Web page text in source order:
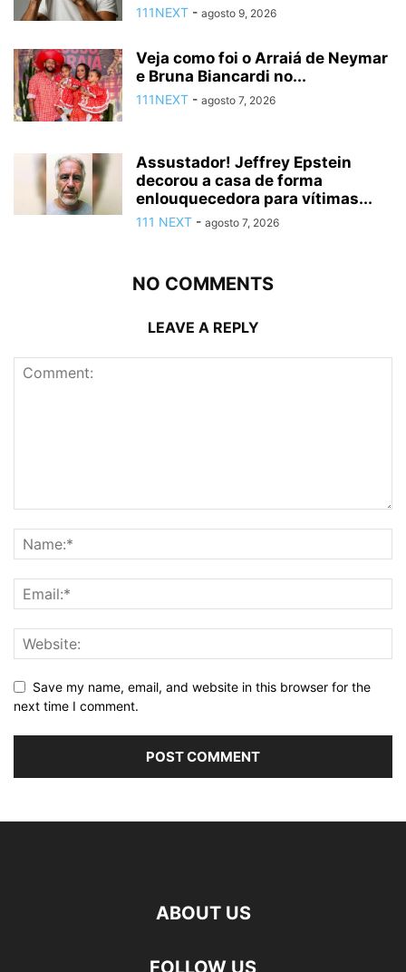
111NEXT - agosto 9, 2026
Veja como foi o Arraiá de Neymar
e Bruna Biancardi no...
111NEXT - agosto 7, 2026
Assustador! Jeffrey Epstein
decorou a casa de forma
enlouquecedora para vítimas...
111 NEXT - agosto 7, 2026
NO COMMENTS
LEAVE A REPLY
Save my name, email, and website in this browser for the
next time I comment.
ABOUT US